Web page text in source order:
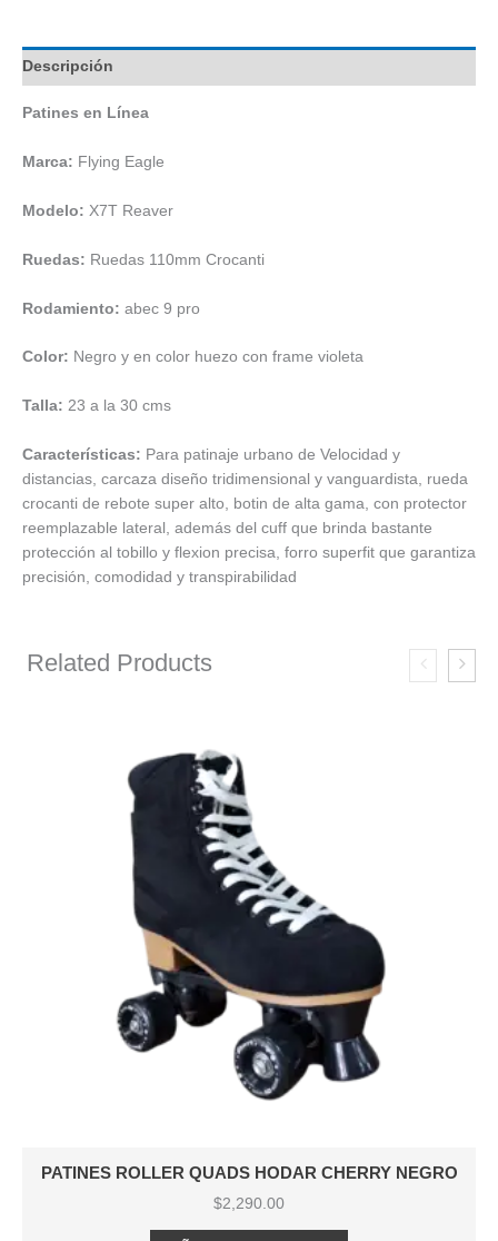
Descripción
Patines en Línea
Marca: Flying Eagle
Modelo: X7T Reaver
Ruedas: Ruedas 110mm Crocanti
Rodamiento: abec 9 pro
Color: Negro y en color huezo con frame violeta
Talla: 23 a la 30 cms
Características: Para patinaje urbano de Velocidad y
distancias, carcaza diseño tridimensional y vanguardista, rueda
crocanti de rebote super alto, botin de alta gama, con protector
reemplazable lateral, además del cuff que brinda bastante
protección al tobillo y flexion precisa, forro superfit que garantiza
precisión, comodidad y transpirabilidad
Related Products
PATINES ROLLER QUADS HODAR CHERRY NEGRO
$2,290.00